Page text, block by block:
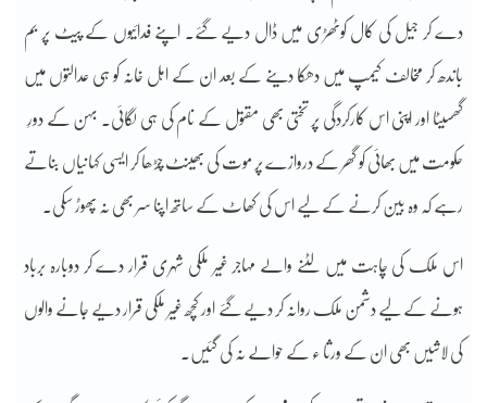
دے کر جیل کی کال کوٹھڑی میں ڈال دیے گئے۔ اپنے فدائیوں کے پیٹ پر بم
باندھ کر مخالف کیمپ میں دھکا دینے کے بعد ان کے اہل خانہ کو ہی عدالتوں میں
گھسیٹا اور اپنی اس کارکردگی پر تختی بھی مقتول کے نام کی ہی لگائی۔ بہن کے دورِ
حکومت میں بھائی کو گھر کے دروازے پر موت کی بھینٹ چڑھا کر ایسی کہانیاں بناتے
رہے کہ وہ بین کرنے کے لیے اس کی کھاٹ کے ساتھ اپنا سر بھی نہ پھوڑ سکی۔
اس ملک کی چاہت میں لٹنے والے مہاجر غیر ملکی شہری قرار دے کر دوبارہ برباد
ہونے کے لیے دشمن ملک روانہ کر دیے گئے اور کچھ غیر ملکی قرار دیے جانے والوں
کی لاشیں بھی ان کے ورثا ء کے حوالے نہ کی گئیں۔